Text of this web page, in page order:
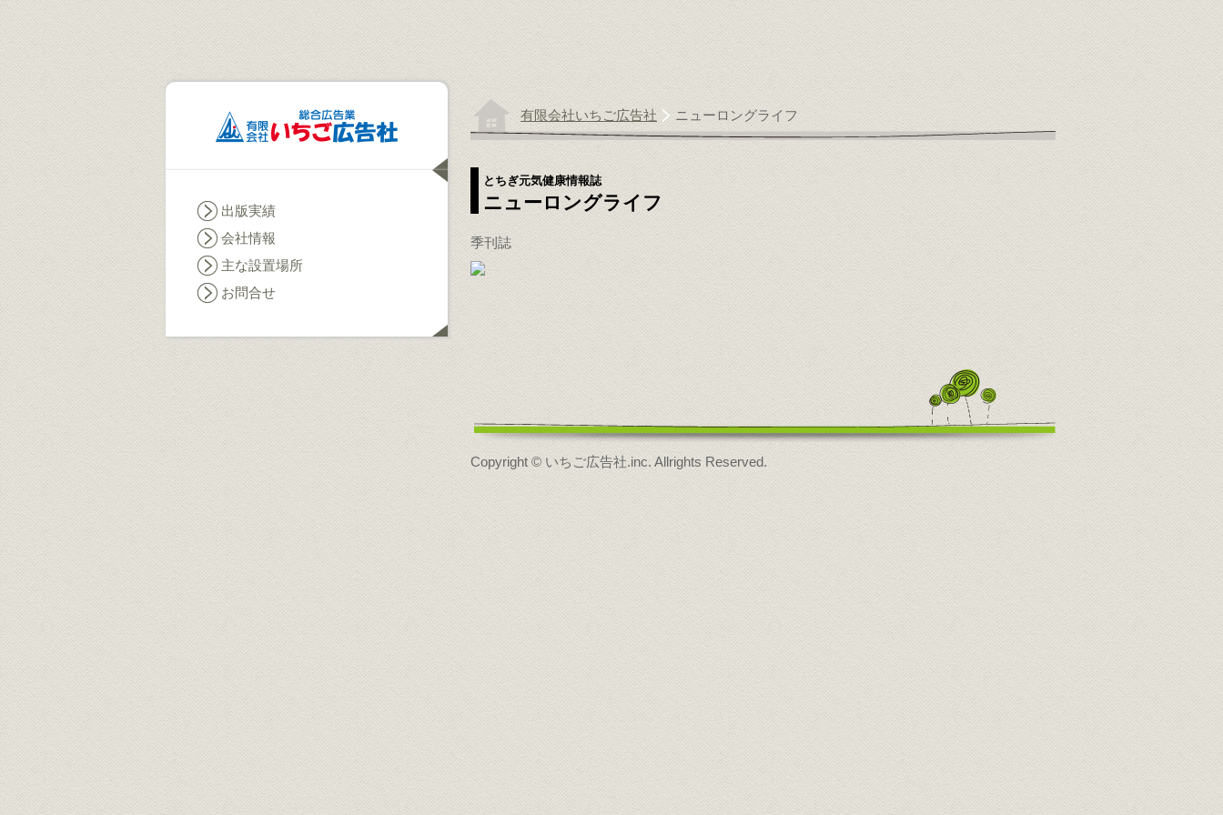
出版実績
会社情報
主な設置場所
お問合せ
有限会社いちご広告社 ニューロングライフ
とちぎ元気健康情報誌
ニューロングライフ
季刊誌
Copyright © いちご広告社.inc. Allrights Reserved.